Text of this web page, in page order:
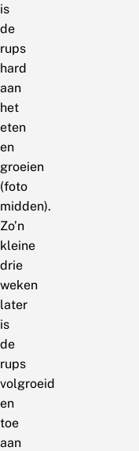
is
de
rups
hard
aan
het
eten
en
groeien
(foto
midden).
Zo’n
kleine
drie
weken
later
is
de
rups
volgroeid
en
toe
aan